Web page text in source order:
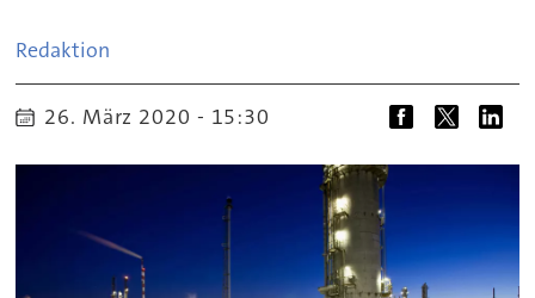
Redaktion
26. März 2020 - 15:30